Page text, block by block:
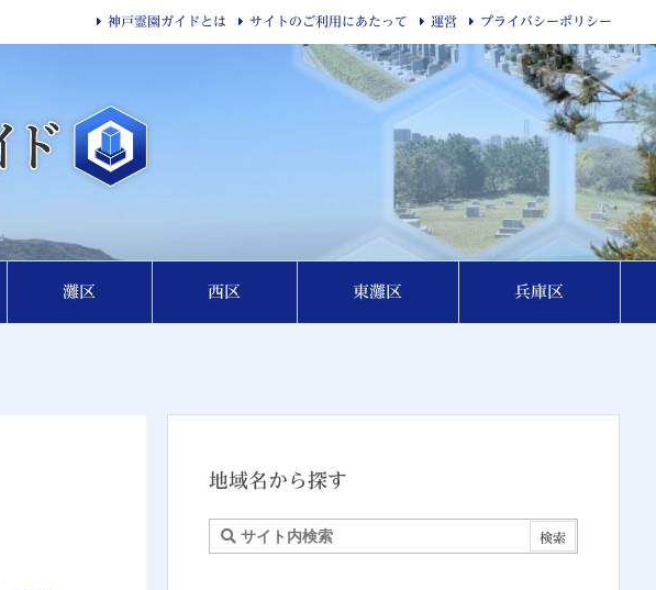
灘区 西区 東灘区 兵庫区
神戸霊園ガイドとは サイトのご利用にあたって 運営 プライバシーポリシー
地域名から探す